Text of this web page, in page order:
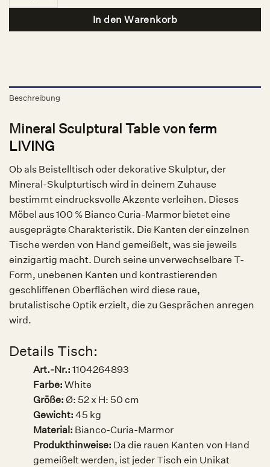
In den Warenkorb
Beschreibung
Mineral Sculptural Table vonferm
LIVING
Ob als Beistelltisch oder dekorative Skulptur, der
Mineral-Skulpturtisch wird in deinem Zuhause
bestimmt eindrucksvolle Akzente verleihen. Dieses
Möbel aus 100 % Bianco Curia-Marmor bietet eine
ausgeprägte Charakteristik. Die Kanten der einzelnen
Tische werden von Hand gemeißelt, was sie jeweils
einzigartig macht. Durch seine unverwechselbare T-
Form, unebenen Kanten und kontrastierenden
geschliffenen Oberflächen wird diese raue,
brutalistische Optik erzielt, die zu Gesprächen anregen
wird.
Details Tisch:
Art.-Nr.: 1104264893
Farbe: White
Größe: Ø: 52 x H: 50 cm
Gewicht: 45 kg
Material: Bianco-Curia-Marmor
Produkthinweise: Da die rauen Kanten von Hand
gemeißelt werden, ist jeder Tisch ein Unikat